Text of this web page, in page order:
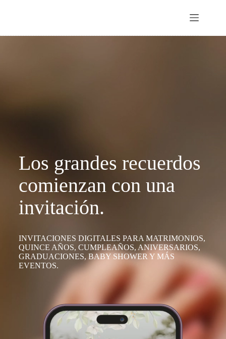
Los grandes recuerdos
comienzan con una
invitación.
INVITACIONES DIGITALES PARA MATRIMONIOS,
QUINCE AÑOS, CUMPLEAÑOS, ANIVERSARIOS,
GRADUACIONES, BABY SHOWER Y MÁS
EVENTOS.